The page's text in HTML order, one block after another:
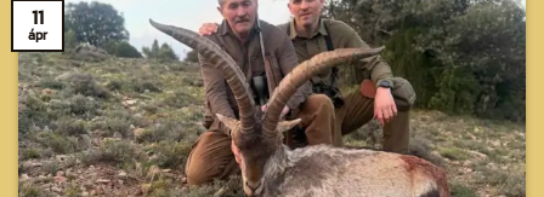
11
ápr